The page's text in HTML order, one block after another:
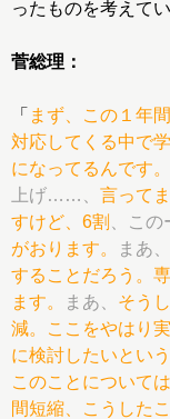
ったものを考えて
菅総理：
「 まず、この１年
対応してくる中で
になってるんです
上げ……、 言って
すけど、6割
、この
がおります。
まあ、
することだろう。
ます。
まあ、 そう
減。ここをやはり
に検討したいとい
このことについて
間短縮、こうした